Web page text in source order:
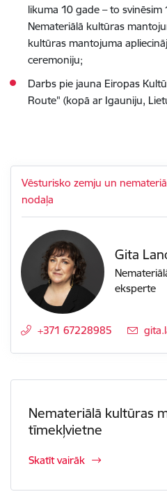
likuma 10 gade – to
Nemateriālā kultūras
kultūras mantojuma
ceremoniju;
Darbs pie jauna Eiropas
Route" (kopā ar Igauniju,
Vēsturisko zemju un
nodaļa
Gita
eksperte
+371 67228985 E-
Nemateriālā kultūras
tīmekļvietne
Skatīt vairāk